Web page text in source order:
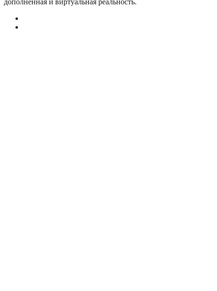
дополненная и виртуальная реальность.